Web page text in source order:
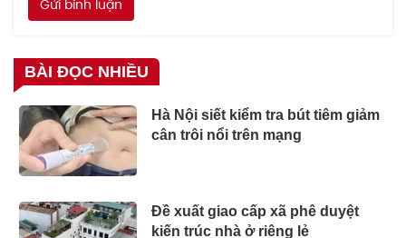
Gửi bình luận
BÀI ĐỌC NHIỀU
Hà Nội siết kiểm tra bút tiêm giảm
cân trôi nổi trên mạng
Đề xuất giao cấp xã phê duyệt
kiến trúc nhà ở riêng lẻ